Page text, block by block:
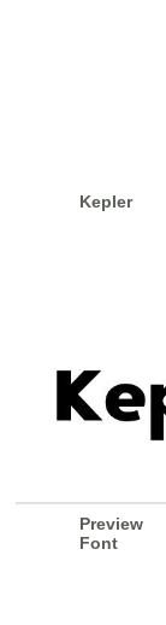
Kepler
Preview
Font